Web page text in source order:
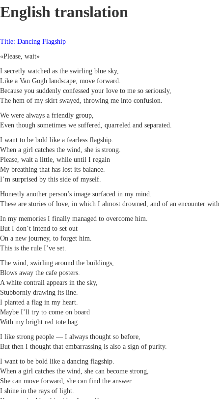
English translation
Title: Dancing Flagship
«Please, wait»
I secretly watched as the swirling blue sky,
Like a Van Gogh landscape, move forward.
Because you suddenly confessed your love to me so seriously,
The hem of my skirt swayed, throwing me into confusion.
We were always a friendly group,
Even though sometimes we suffered, quarreled and separated.
I want to be bold like a fearless flagship.
When a girl catches the wind, she is strong.
Please, wait a little, while until I regain
My breathing that has lost its balance.
I’m surprised by this side of myself.
Honestly another person’s image surfaced in my mind.
These are stories of love, in which I almost drowned, and of an encounter
In my memories I finally managed to overcome him.
But I don’t intend to set out
On a new journey, to forget him.
This is the rule I’ve set.
The wind, swirling around the buildings,
Blows away the cafe posters.
A white contrail appears in the sky,
Stubbornly drawing its line.
I planted a flag in my heart.
Maybe I’ll try to come on board
With my bright red tote bag.
I like strong people — I always thought so before,
But then I thought that embarrassing is also a sign of purity.
I want to be bold like a dancing flagship.
When a girl catches the wind, she can become strong,
She can move forward, she can find the answer.
I shine in the rays of light.